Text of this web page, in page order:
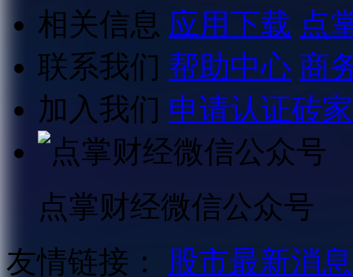
相关信息 应用下载 点
联系我们 帮助中心 商
加入我们 申请认证砖家
点掌财经微信公众号
友情链接：
股市最新消息